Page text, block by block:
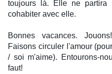
toujours là. Elle ne partira
cohabiter avec elle.
Bonnes vacances.
Faisons circuler l'amour
/ soi m'aime). Entourons-
faut!